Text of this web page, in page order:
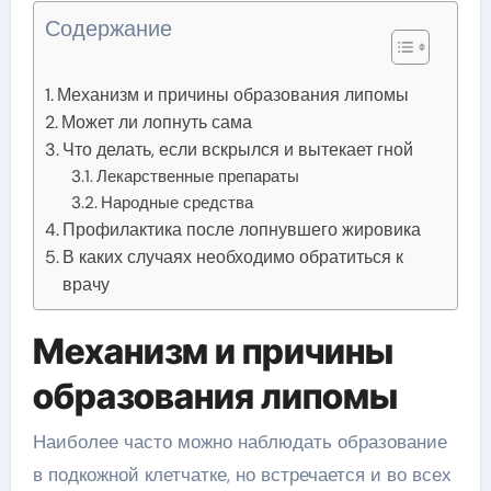
Содержание
Механизм и причины образования липомы
Может ли лопнуть сама
Что делать, если вскрылся и вытекает гной
Лекарственные препараты
Народные средства
Профилактика после лопнувшего жировика
В каких случаях необходимо обратиться к
врачу
Механизм и причины
образования липомы
Наиболее часто можно наблюдать образование
в подкожной клетчатке, но встречается и во всех